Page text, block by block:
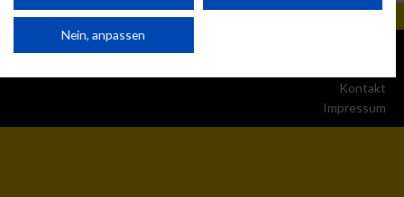
Kontakt
Impressum
von Inhalten.
Daten können außerhalb der Europäischen Union weitergegeben und in die
Nein, anpassen